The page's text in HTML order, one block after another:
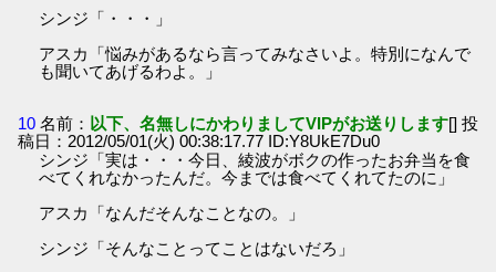
シンジ「・・・」
アスカ「悩みがあるなら言ってみなさいよ。特別になんで
も聞いてあげるわよ。」
10 名前： 以下、名無しにかわりましてVIPがお送りします[] 投
稿日：2012/05/01(火) 00:38:17.77 ID:Y8UkE7Du0
シンジ「実は・・・今日、綾波がボクの作ったお弁当を食
べてくれなかったんだ。今までは食べてくれてたのに」
アスカ「なんだそんなことなの。」
シンジ「そんなことってことはないだろ」